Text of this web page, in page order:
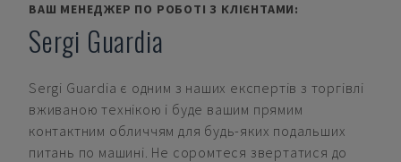
ВАШ МЕНЕДЖЕР ПО РОБОТІ З КЛІЄНТАМИ:
Sergi Guardia
Sergi Guardia є одним з наших експертів з торгівлі
вживаною технікою і буде вашим прямим
контактним обличчям для будь-яких подальших
питань по машині. Не соромтеся звертатися до